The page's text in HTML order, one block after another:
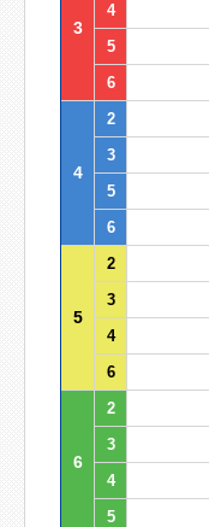
3
4
5
6
4
2
3
5
6
5
2
3
4
6
6
2
3
4
5